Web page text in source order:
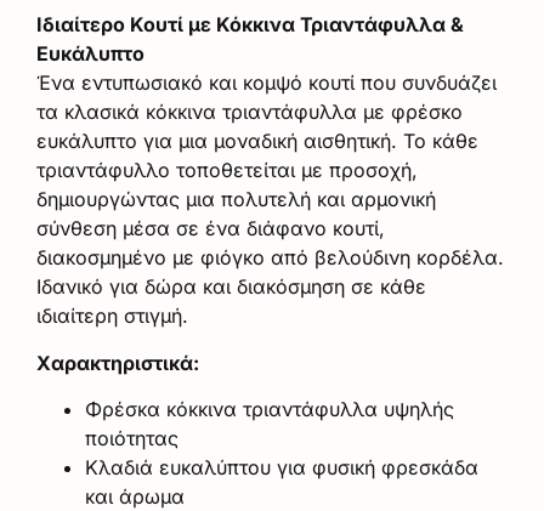
Ιδιαίτερο Κουτί με Κόκκινα Τριαντάφυλλα &
Ευκάλυπτο
Ένα εντυπωσιακό και κομψό κουτί που συνδυάζει
τα κλασικά κόκκινα τριαντάφυλλα με φρέσκο
ευκάλυπτο για μια μοναδική αισθητική. Το κάθε
τριαντάφυλλο τοποθετείται με προσοχή,
δημιουργώντας μια πολυτελή και αρμονική
σύνθεση μέσα σε ένα διάφανο κουτί,
διακοσμημένο με φιόγκο από βελούδινη κορδέλα.
Ιδανικό για δώρα και διακόσμηση σε κάθε
ιδιαίτερη στιγμή.
Χαρακτηριστικά:
Φρέσκα κόκκινα τριαντάφυλλα υψηλής
ποιότητας
Κλαδιά ευκαλύπτου για φυσική φρεσκάδα
και άρωμα